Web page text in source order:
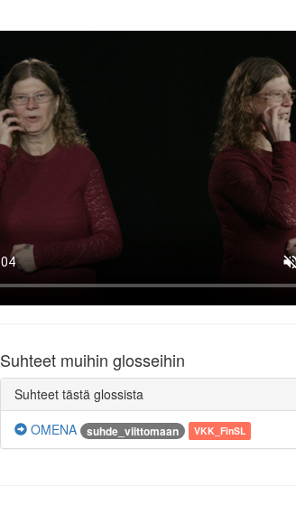
Suhteet muihin glosseihin
Suhteet tästä glossista
OMENA
suhde_viittomaan VKK_FinSL